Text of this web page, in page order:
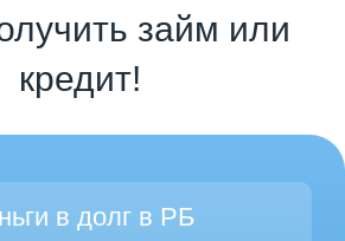
займ или
кредит!
в долг в РБ